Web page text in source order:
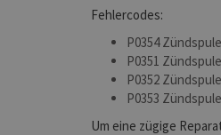
Fehlercodes:
P0354
P0351
P0352
P0353
Um eine zügige